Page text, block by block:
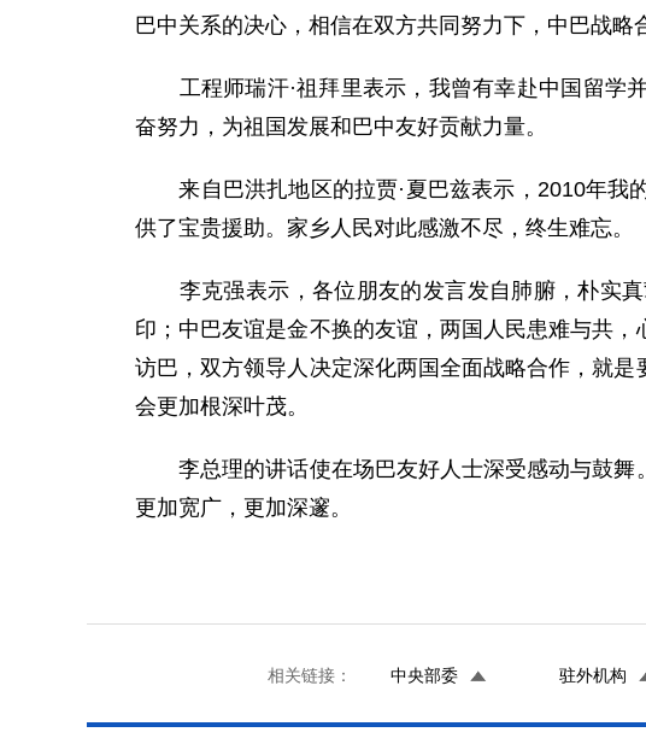
巴中关系的决心，相信在双方共同努力下，中巴战略
工程师瑞汗·祖拜里表示，我曾有幸赴中国留学
奋努力，为祖国发展和巴中友好贡献力量。
来自巴洪扎地区的拉贾·夏巴兹表示，2010年我
供了宝贵援助。家乡人民对此感激不尽，终生难忘。
李克强表示，各位朋友的发言发自肺腑，朴实真
印；中巴友谊是金不换的友谊，两国人民患难与共
访巴，双方领导人决定深化两国全面战略合作，就
会更加根深叶茂。
李总理的讲话使在场巴友好人士深受感动与鼓舞
更加宽广，更加深邃。
相关链接： 中央部委 驻外机构